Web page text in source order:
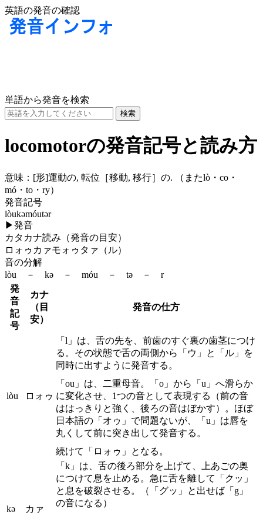
英語の発音の確認
単語から発音を検索
locomotorの発音記号と読み方
意味： [形]運動の, 転位［移動, 移行］の. （またlò・co・
mó・to・ry）
発音記号
lòukəmóutər
▶発音
カタカナ読み（発音の目安）
ロォゥカァモォゥタァ（ル）
音の分解
lòu － kə － móu － tə － r
発
音
記
号
カナ
（目
安）
発音の仕方
lòu ロォゥ
「l」は、舌の先を、前歯のすぐ裏の歯茎につけ
る。その状態で舌の両側から「ウ」と「ル」を
同時に出すように発音する。
「ou」は、二重母音。「o」から「u」へ滑らか
に変化させ、1つの音として表現する（前の音
ははっきりと強く、後ろの音はぼかす）。ほぼ
日本語の「オゥ」で問題ないが、「u」は唇を
丸くして前に突き出して発音する。
続けて「ロォゥ」となる。
kə カァ
「k」は、舌の後ろ部分を上げて、上あごの奥
につけて息を止める。急に舌を離して「クッ」
と息を破裂させる。（「グッ」と出せば「g」
の音になる）